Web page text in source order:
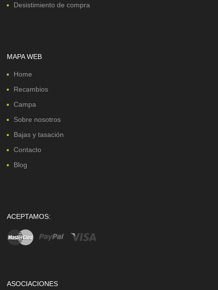
Desistimiento de compra
MAPA WEB
Home
Recambios
Campa
Sobre nosotros
Bajas y tasación
Contacto
Blog
ACEPTAMOS:
ASOCIACIONES